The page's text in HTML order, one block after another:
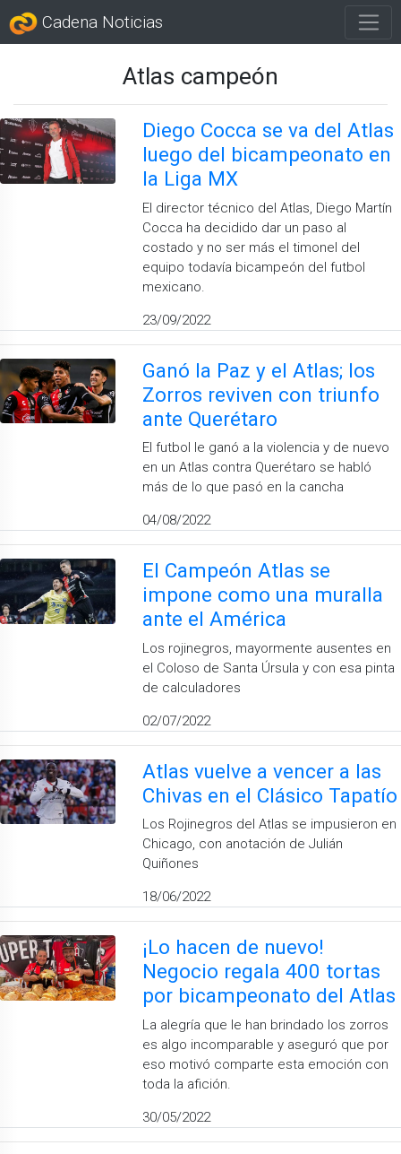
Cadena Noticias
Atlas campeón
Diego Cocca se va del Atlas
luego del bicampeonato en
la Liga MX
El director técnico del Atlas, Diego Martín
Cocca ha decidido dar un paso al
costado y no ser más el timonel del
equipo todavía bicampeón del futbol
mexicano.
23/09/2022
Ganó la Paz y el Atlas; los
Zorros reviven con triunfo
ante Querétaro
El futbol le ganó a la violencia y de nuevo
en un Atlas contra Querétaro se habló
más de lo que pasó en la cancha
04/08/2022
El Campeón Atlas se
impone como una muralla
ante el América
Los rojinegros, mayormente ausentes en
el Coloso de Santa Úrsula y con esa pinta
de calculadores
02/07/2022
Atlas vuelve a vencer a las
Chivas en el Clásico Tapatío
Los Rojinegros del Atlas se impusieron en
Chicago, con anotación de Julián
Quiñones
18/06/2022
¡Lo hacen de nuevo!
Negocio regala 400 tortas
por bicampeonato del Atlas
La alegría que le han brindado los zorros
es algo incomparable y aseguró que por
eso motivó comparte esta emoción con
toda la afición.
30/05/2022